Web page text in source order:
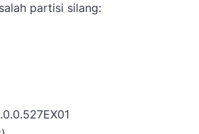
partisi silang: